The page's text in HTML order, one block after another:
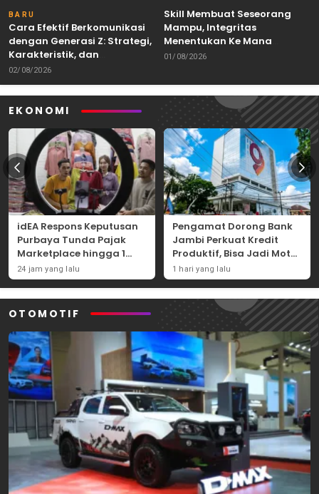
BARU
Cara Efektif Berkomunikasi
dengan Generasi Z: Strategi,
Karakteristik, dan
Tantangannya
02/08/2026
Skill Membuat Seseorang
Mampu, Integritas
Menentukan Ke Mana
Kemampuan Itu Dibawa
01/08/2026
EKONOMI
idEA Respons Keputusan
Purbaya Tunda Pajak
Marketplace hingga 1
November 2026
24 jam yang lalu
Pengamat Dorong Bank
Jambi Perkuat Kredit
Produktif, Bisa Jadi Motor
Ekonomi Daerah
1 hari yang lalu
OTOMOTIF